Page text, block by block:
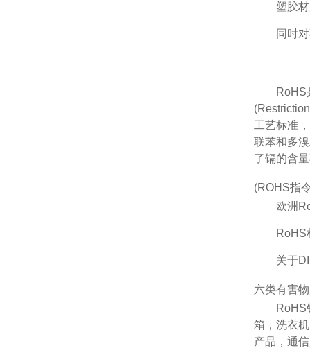
塑胶
同时
RoHS
工艺标准
联苯和多
了镉的含
(ROHS指
欧洲
RoHS
关于
六类有害
RoHS
箱，洗衣
产品，通